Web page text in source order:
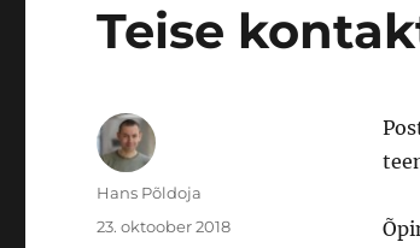
Teise
Autor
Hans Põldoja
Postitatud
23. oktoober 2018